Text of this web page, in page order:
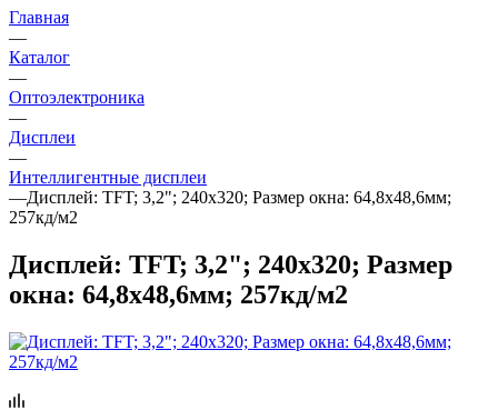
Главная
—
Каталог
—
Oптоэлектроника
—
Дисплеи
—
Интеллигентные дисплеи
—Дисплей: TFT; 3,2"; 240x320; Размер окна: 64,8x48,6мм;
257кд/м2
Дисплей: TFT; 3,2"; 240x320; Размер
окна: 64,8x48,6мм; 257кд/м2